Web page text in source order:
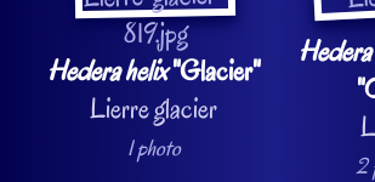
Hedera helix"Glacier"
Lierre glacier
1 photo
2